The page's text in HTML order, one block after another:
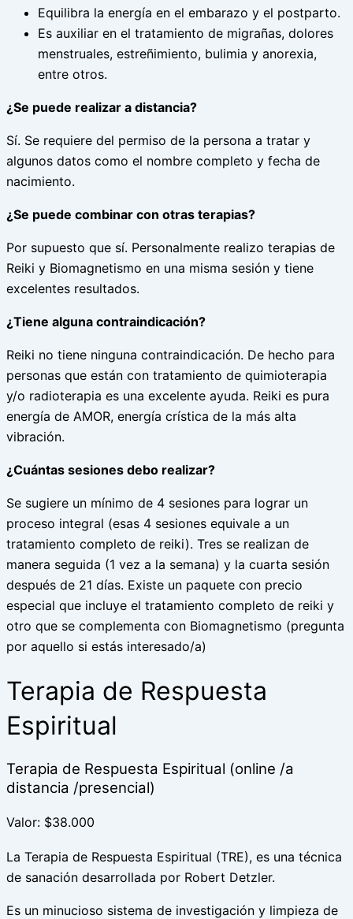
Equilibra la energía en el embarazo y el postparto.
Es auxiliar en el tratamiento de migrañas, dolores
menstruales, estreñimiento, bulimia y anorexia,
entre otros.
¿Se puede realizar a distancia?
Sí. Se requiere del permiso de la persona a tratar y
algunos datos como el nombre completo y fecha de
nacimiento.
¿Se puede combinar con otras terapias?
Por supuesto que sí. Personalmente realizo terapias de
Reiki y Biomagnetismo en una misma sesión y tiene
excelentes resultados.
¿Tiene alguna contraindicación?
Reiki no tiene ninguna contraindicación. De hecho para
personas que están con tratamiento de quimioterapia
y/o radioterapia es una excelente ayuda. Reiki es pura
energía de AMOR, energía crística de la más alta
vibración.
¿Cuántas sesiones debo realizar?
Se sugiere un mínimo de 4 sesiones para lograr un
proceso integral (esas 4 sesiones equivale a un
tratamiento completo de reiki). Tres se realizan de
manera seguida (1 vez a la semana) y la cuarta sesión
después de 21 días. Existe un paquete con precio
especial que incluye el tratamiento completo de reiki y
otro que se complementa con Biomagnetismo (pregunta
por aquello si estás interesado/a)
Terapia de Respuesta
Espiritual
Terapia de Respuesta Espiritual (online /a
distancia /presencial)
Valor: $38.000
La Terapia de Respuesta Espiritual (TRE), es una técnica
de sanación desarrollada por Robert Detzler.
Es un minucioso sistema de investigación y limpieza de